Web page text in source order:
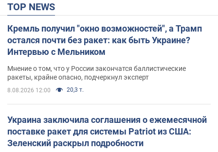
TOP NEWS
Кремль получил "окно возможностей", а Трамп
остался почти без ракет: как быть Украине?
Интервью с Мельником
Мнение о том, что у России закончатся баллистические
ракеты, крайне опасно, подчеркнул эксперт
8.08.2026 12:00 20,3 т.
Украина заключила соглашения о ежемесячной
поставке ракет для системы Patriot из США:
Зеленский раскрыл подробности